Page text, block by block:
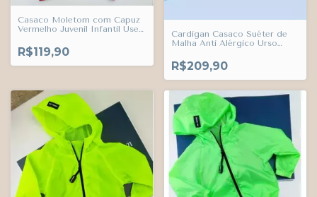
Casaco Moletom com Capuz
Vermelho Juvenil Infantil Use
R$119,90
Cardigan Casaco Suéter de
Malha Anti Alérgico Urso
R$209,90